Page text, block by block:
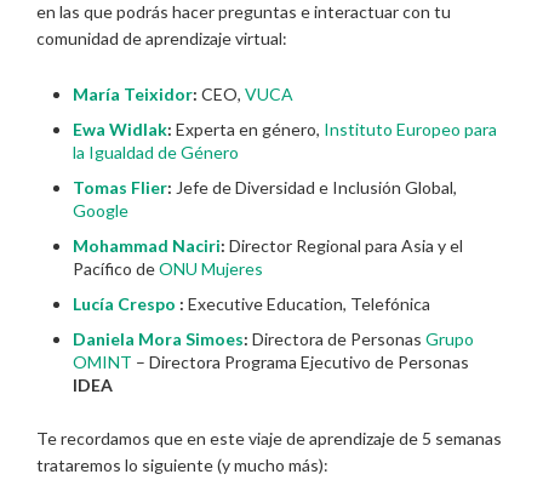
en las que podrás hacer preguntas e interactuar con tu
comunidad de aprendizaje virtual:
María Teixidor: CEO, VUCA
Ewa Widlak: Experta en género, Instituto Europeo para
la Igualdad de Género
Tomas Flier: Jefe de Diversidad e Inclusión Global,
Google
Mohammad Naciri: Director Regional para Asia y el
Pacífico deONU Mujeres
Lucía Crespo : Executive Education, Telefónica
Daniela Mora Simoes: Directora de Personas Grupo
OMINT – Directora Programa Ejecutivo de Personas
IDEA
Te recordamos que en este viaje de aprendizaje de 5 semanas
trataremos lo siguiente (y mucho más):